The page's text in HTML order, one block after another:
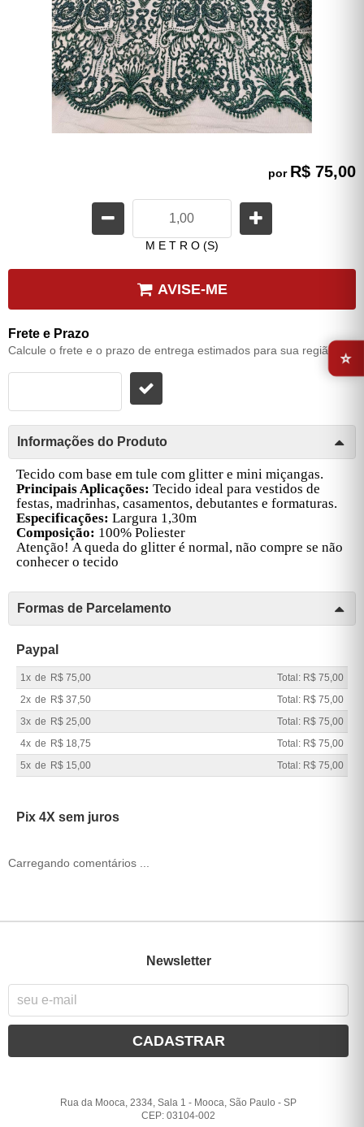
por R$ 75,00
M E T R O (S)
AVISE-ME
Frete e Prazo
Calcule o frete e o prazo de entrega estimados para sua região:
Informações do Produto
Tecido com base em tule com glitter e mini miçangas.
Principais Aplicações: Tecido ideal para vestidos de
festas, madrinhas, casamentos, debutantes e formaturas.
Especificações: Largura 1,30m
Composição: 100% Poliester
Atenção! A queda do glitter é normal, não compre se não
conhecer o tecido
Formas de Parcelamento
Paypal
1x de R$ 75,00
Total: R$ 75,00
2x de R$ 37,50
Total: R$ 75,00
3x de R$ 25,00
Total: R$ 75,00
4x de R$ 18,75
Total: R$ 75,00
5x de R$ 15,00 Total: R$ 75,00
Pix 4X sem juros
Carregando comentários ...
Newsletter
CADASTRAR
Rua da Mooca, 2334, Sala 1 - Mooca, São Paulo -SP
CEP: 03104-002
⭐